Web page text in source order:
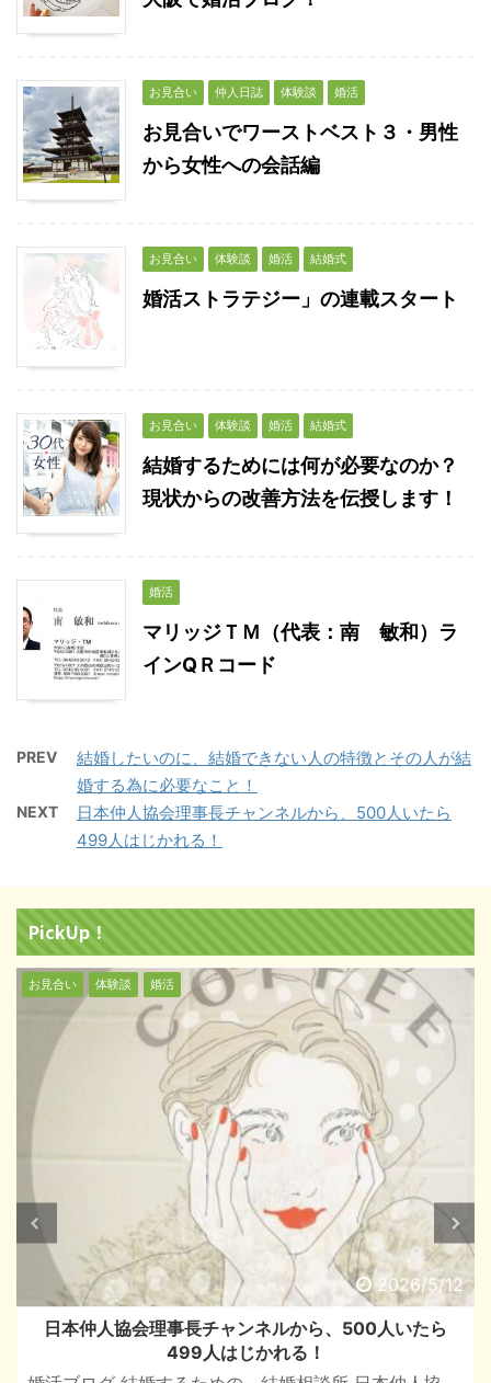
お見合い 仲人日誌 体験談 婚活
お見合いでワーストベスト３・男性
から女性への会話編
お見合い 体験談 婚活 結婚式
婚活ストラテジー」の連載スタート
お見合い 体験談 婚活 結婚式
結婚するためには何が必要なのか？
現状からの改善方法を伝授します！
婚活
マリッジＴＭ（代表：南 敏和）ラ
インQＲコード
PREV
結婚したいのに、結婚できない人の特徴とその人が結
婚する為に必要なこと！
NEXT
日本仲人協会理事長チャンネルから、500人いたら
499人はじかれる！
PickUp！
お見合い 体験談 婚活 結婚式
2026/4/9
お見合いでのタブー会話ベスト３女性編
こんにちは。 マリッジＴ・Ｍの南 敏和です。 今回は